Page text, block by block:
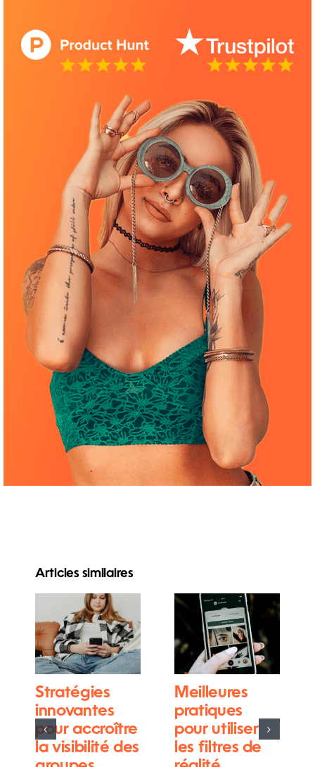
Articles similaires
Stratégies
innovantes
pour accroître
la visibilité des
Meilleures
pratiques
pour utiliser
les filtres de